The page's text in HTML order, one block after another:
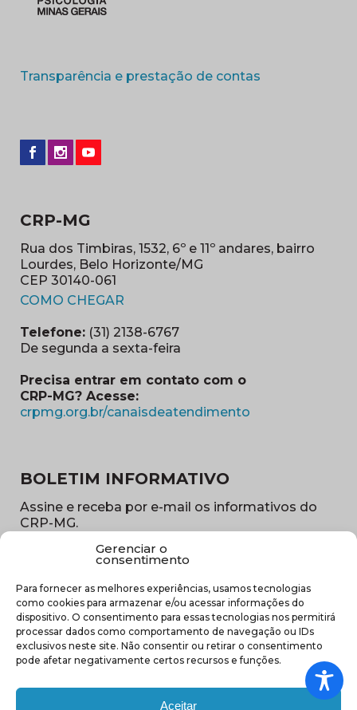
Gerenciar o
consentimento
Para fornecer as melhores experiências, usamos tecnologias
como cookies para armazenar e/ou acessar informações do
dispositivo. O consentimento para essas tecnologias nos permitirá
processar dados como comportamento de navegação ou IDs
exclusivos neste site. Não consentir ou retirar o consentimento
pode afetar negativamente certos recursos e funções.
Aceitar
Transparência e prestação de contas
CRP-MG
Rua dos Timbiras, 1532, 6º e 11º andares, bairro
Lourdes, Belo Horizonte/MG
CEP 30140-061
COMO CHEGAR
Telefone: (31) 2138-6767
De segunda a sexta-feira
Precisa entrar em contato com o
CRP-MG? Acesse:
crpmg.org.br/canaisdeatendimento
BOLETIM INFORMATIVO
Assine e receba por e-mail os informativos do
CRP-MG.
E-
mail
(obrigatório)
Sub
região